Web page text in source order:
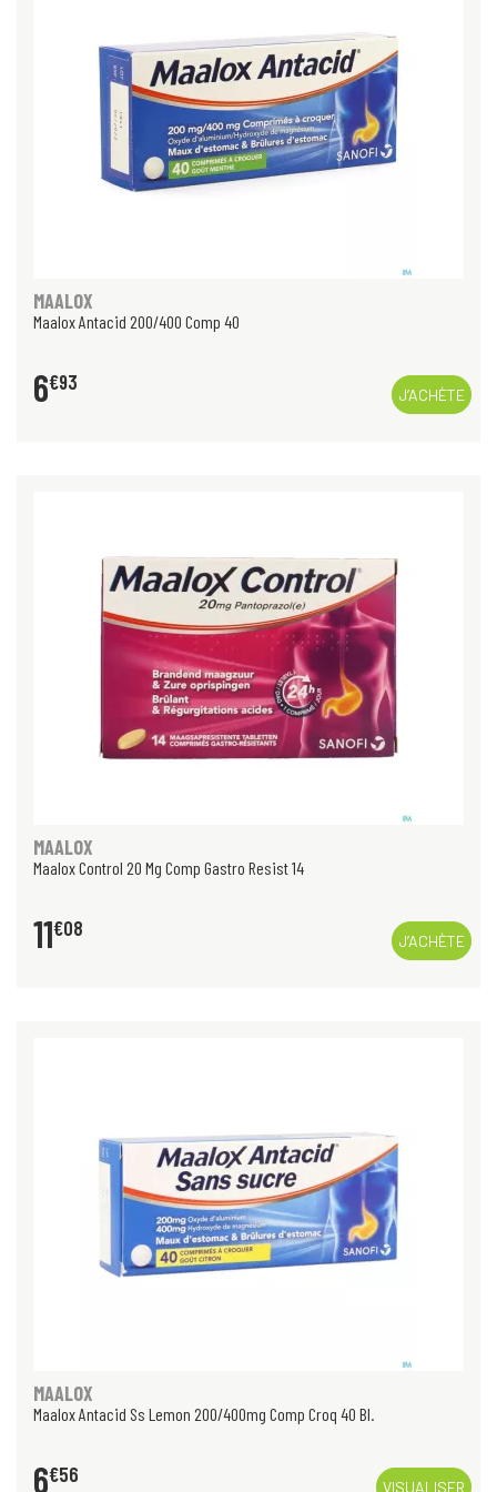
MAALOX
Maalox Antacid 200/400 Comp 40
6€93
J’ACHÈTE
MAALOX
Maalox Control 20 Mg Comp Gastro Resist 14
11€08
J’ACHÈTE
MAALOX
Maalox Antacid Ss Lemon 200/400mg Comp Croq 40 Bl.
6€56
VISUALISER